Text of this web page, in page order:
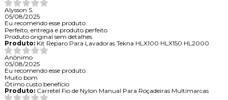
Alysson S.
05/08/2025
Eu recomendo esse produto.
Perfeito, entrega e produto perfeito
Produto original sem detalhes
Produto:Kit Reparo Para Lavadoras Tekna HLX100 HLX150 HL2000
Anônimo
05/08/2025
Eu recomendo esse produto.
Muito bom
Ótimo custo benefício
Produto:Carretel Fio de Nylon Manual Para Roçadeiras Multimarcas